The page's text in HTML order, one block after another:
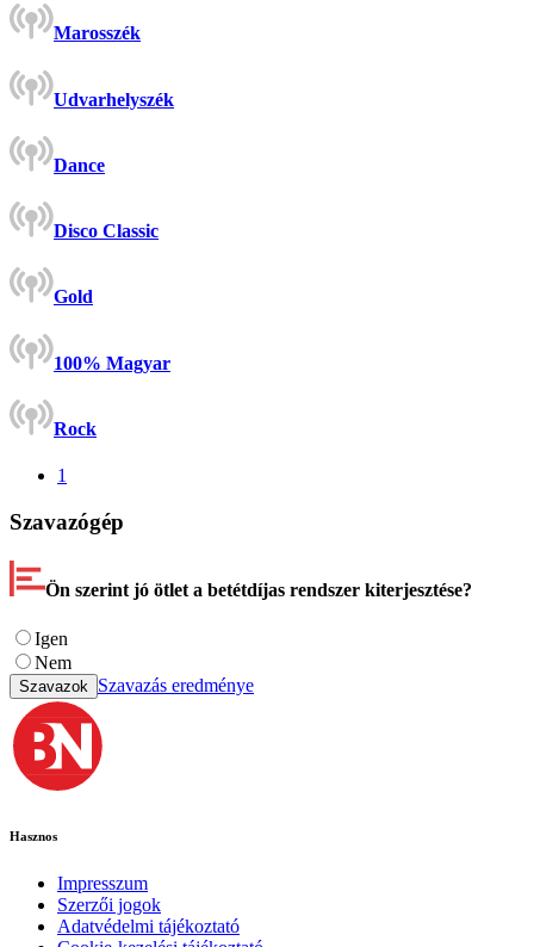
Marosszék
Udvarhelyszék
Dance
Disco Classic
Gold
100% Magyar
Rock
1
Szavazógép
Ön szerint jó ötlet a betétdíjas rendszer kiterjesztése?
Igen
Nem
Szavazok Szavazás eredménye
Hasznos
Impresszum
Szerzői jogok
Adatvédelmi tájékoztató